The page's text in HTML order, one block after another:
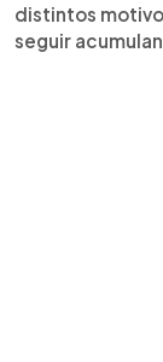
distintos
seguir